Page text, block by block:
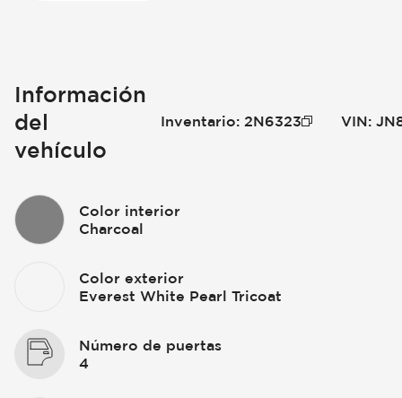
Información
del
vehículo
Inventario: 2N6323 VIN:
Color interior
Charcoal
Color exterior
Everest White Pearl Tricoat
Número de puertas
4